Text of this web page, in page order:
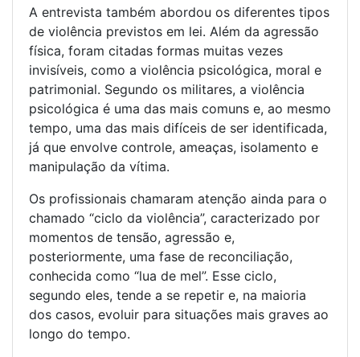
A entrevista também abordou os diferentes tipos
de violência previstos em lei. Além da agressão
física, foram citadas formas muitas vezes
invisíveis, como a violência psicológica, moral e
patrimonial. Segundo os militares, a violência
psicológica é uma das mais comuns e, ao mesmo
tempo, uma das mais difíceis de ser identificada,
já que envolve controle, ameaças, isolamento e
manipulação da vítima.
Os profissionais chamaram atenção ainda para o
chamado “ciclo da violência”, caracterizado por
momentos de tensão, agressão e,
posteriormente, uma fase de reconciliação,
conhecida como “lua de mel”. Esse ciclo,
segundo eles, tende a se repetir e, na maioria
dos casos, evoluir para situações mais graves ao
longo do tempo.